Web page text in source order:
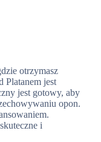
otrzymasz
Platanem jest
jest gotowy, aby
opon.
i